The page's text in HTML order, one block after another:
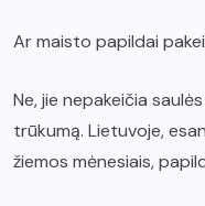
Ar maisto papildai
Ne, jie nepakeičia
trūkumą. Lietuvoje,
žiemos mėnesiais,